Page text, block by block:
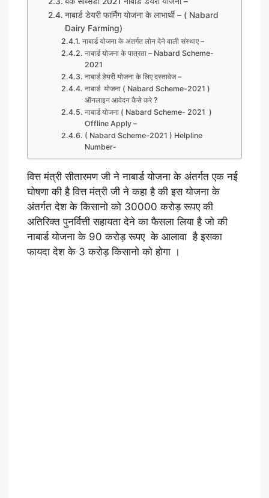
नाबार्ड डेयरी फार्मिंग योजना के लाभार्थी – ( Nabard
Dairy Farming)
नाबार्ड योजना के अंतर्गत लोन देने वाली संस्थाए –
नाबार्ड योजना के पात्रता – Nabard Scheme-
2021
नाबार्ड डेयरी योजना के लिए दस्तावेज –
नाबार्ड योजना ( Nabard Scheme-2021 )
ऑनलाइन आवेदन कैसे करे ?
नाबार्ड योजना ( Nabard Scheme- 2021 )
Offline Apply –
( Nabard Scheme-2021 ) Helpline
Number-
वित्त मंत्री सीतारमण जी ने नाबार्ड योजना के अंतर्गत एक नई
घोषणा की है वित्त मंत्री जी ने कहा है की इस योजना के
अंतर्गत देश के किसानो को 30000 करोड़ रूपए की
अतिरिक्त पुनर्वित्ती सहायता देने का फैसला लिया है जो की
नाबार्ड योजना के 90 करोड़ रूपए के आलावा है इसका
फायदा देश के 3 करोड़ किसानो को होगा ।